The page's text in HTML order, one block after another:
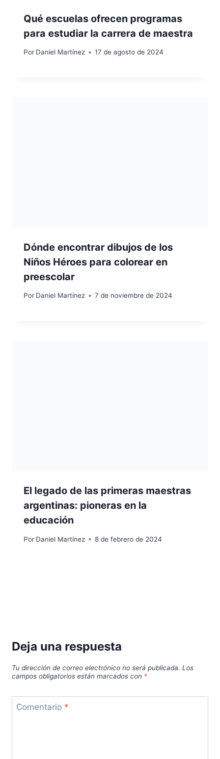
Qué escuelas ofrecen programas
para estudiar la carrera de maestra
Por Daniel Martínez 17 de agosto de 2024
Dónde encontrar dibujos de los
Niños Héroes para colorear en
preescolar
Por Daniel Martínez 7 de noviembre de 2024
El legado de las primeras maestras
argentinas: pioneras en la
educación
Por Daniel Martínez 8 de febrero de 2024
Deja una respuesta
Tu dirección de correo electrónico no será publicada. Los
campos obligatorios están marcados con *
Comentario *